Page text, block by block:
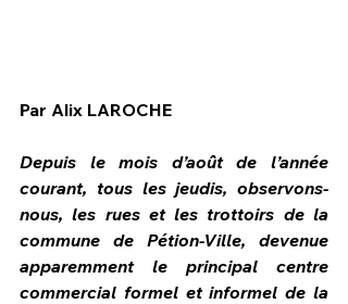
HPN Live
Par Alix LAROCHE
Depuis le mois d’août de l’année
courant, tous les jeudis, observons-
nous, les rues et les trottoirs de la
commune de Pétion-Ville, devenue
apparemment le principal centre
commercial formel et informel de la